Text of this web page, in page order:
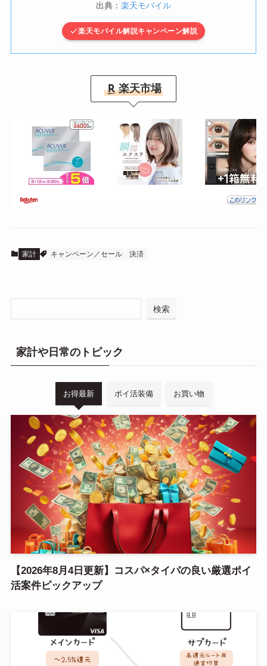
出典： 楽天モバイル
楽天モバイル解説キャンペーン解説
楽天市場
家計 キャンペーン／セール 決済
検索
家計や日常のトピック
お得最新 ポイ活装備 お買い物
【2026年8月4日更新】コスパ×タイパの良い厳選ポイ
活案件ピックアップ